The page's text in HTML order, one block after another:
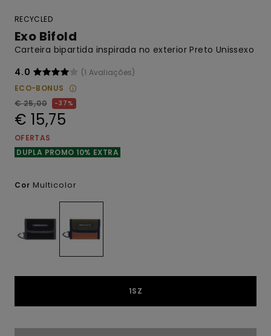
RECYCLED
Exo Bifold
Carteira bipartida inspirada no exterior Preto Unissexo
4.0
(1 Avaliações)
ECO-BONUS
€ 25,00
37%
€ 15,75
OFERTAS
DUPLA PROMO 10% EXTRA
Cor Multicolor
1SZ